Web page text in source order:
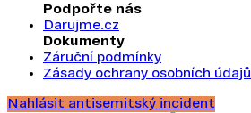
Podpořte nás
Darujme.cz
Dokumenty
Záruční podmínky
Zásady ochrany osobních údajů
Nahlásit antisemitský incident